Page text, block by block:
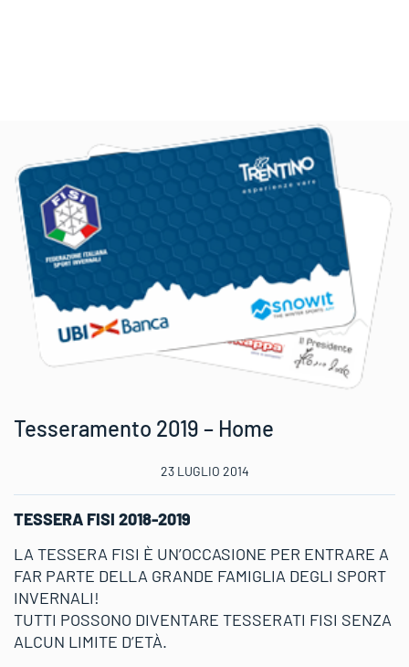
Tesseramento 2019 – Home
23 LUGLIO 2014
TESSERA FISI 2018-2019
LA TESSERA FISI È UN’OCCASIONE PER ENTRARE A
FAR PARTE DELLA GRANDE FAMIGLIA DEGLI SPORT
INVERNALI!
TUTTI POSSONO DIVENTARE TESSERATI FISI SENZA
ALCUN LIMITE D’ETÀ.